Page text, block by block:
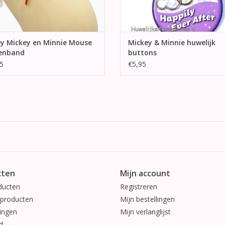
Mickey en Minnie Mouse
Mickey & Minnie huwelijk
buttons
€5,95
Mijn account
Registreren
Mijn bestellingen
Mijn verlanglijst